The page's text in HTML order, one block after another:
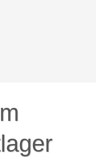
Betreuung,